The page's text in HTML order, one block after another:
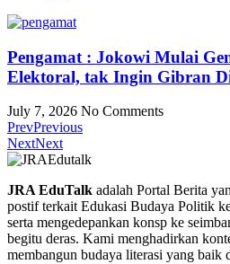
Pengamat : Jokowi Mulai
Elektoral, tak Ingin Gibran
July 7, 2026 No Comments
PrevPrevious
NextNext
JRA EduTalk adalah Portal Berita
postif terkait Edukasi Budaya Politik
serta mengedepankan konsp ke
begitu deras. Kami menghadirkan
membangun budaya literasi yang baik